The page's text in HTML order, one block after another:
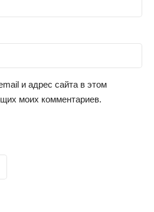
и адрес сайта в этом
моих комментариев.